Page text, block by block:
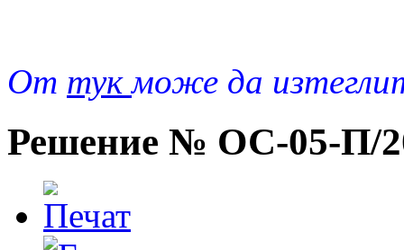
От тукможе да
Решение № ОС-05-П/